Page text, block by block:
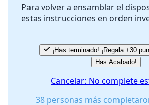
Cancelar
Para volver a ensamblar el
estas instrucciones en orden
¡Has terminado! ¡Regala +30
Has Acabado!
Cancelar: No complete
38 personas más